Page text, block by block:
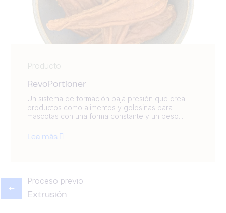
Producto
RevoPortioner
Un sistema de formación baja presión que crea
productos como alimentos y golosinas para
mascotas con una forma constante y un peso...
Lea más
Proceso previo
Extrusión